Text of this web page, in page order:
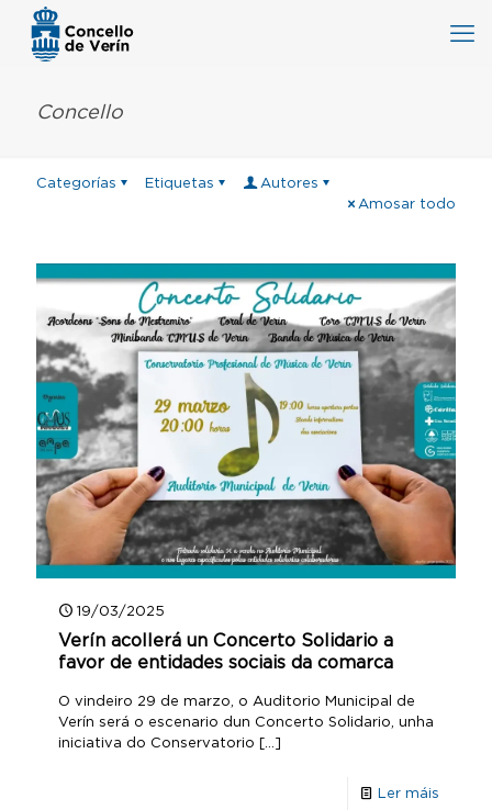
Concello
Categorías Etiquetas
Autores
Amosar todo
19/03/2025
Verín acollerá un Concerto Solidario a
favor de entidades sociais da comarca
O vindeiro 29 de marzo, o Auditorio Municipal de
Verín será o escenario dun Concerto Solidario, unha
iniciativa do Conservatorio […]
Ler máis